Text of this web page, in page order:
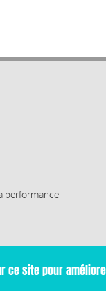
performance
ce site pour